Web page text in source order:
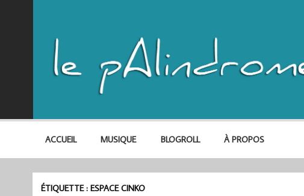
ACCUEIL MUSIQUE BLOGROLL À PROPOS
ÉTIQUETTE :ESPACE CINKO